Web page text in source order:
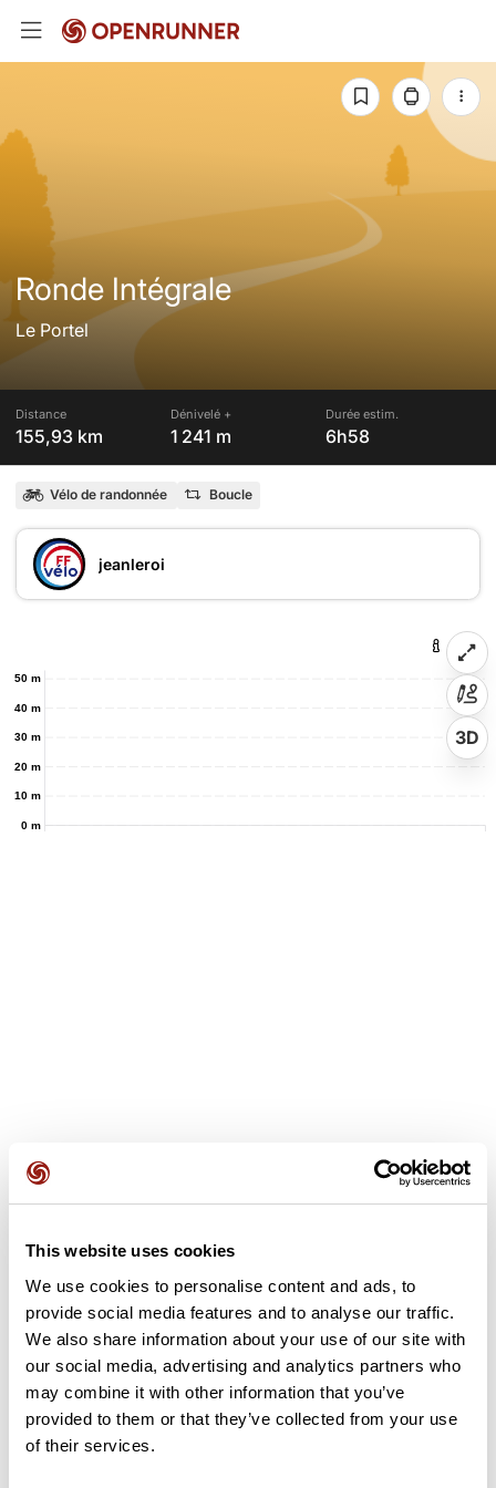
This website uses cookies
We use cookies to personalise content and ads, to
provide social media features and to analyse our traffic.
We also share information about your use of our site with
our social media, advertising and analytics partners who
may combine it with other information that you’ve
provided to them or that they’ve collected from your use
of their services.
Ronde Intégrale
Le Portel
Distance
155,93 km
Dénivelé +
1 241 m
Durée estim.
6h58
Vélo de randonnée Boucle
jeanleroi
0 m
10 m
20 m
30 m
40 m
50 m
3D
Avis des utilisateurs
Soyez le premier à ajouter un avis !
Ajouter un avis
Résumé